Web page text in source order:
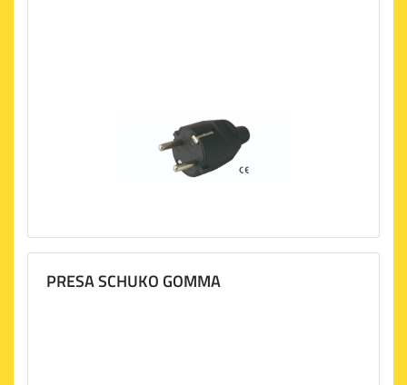
PRESA SCHUKO GOMMA